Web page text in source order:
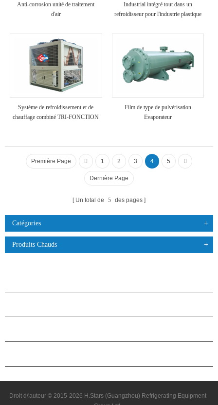
Anti-corrosion unité de traitement
d'air
Industrial intégré tout dans un
refroidisseur pour l'industrie plastique
Système de refroidissement et de
chauffage combiné TRI-FONCTION
Film de type de pulvérisation
Evaporateur
Première Page 1 2 3 4 5
Dernière Page
Un total de 5 des pages
Catégories
Produits Chauds
Droit d\'auteur © 2015-2026 H.Stars (Guangzhou) Refrigerating Equipment